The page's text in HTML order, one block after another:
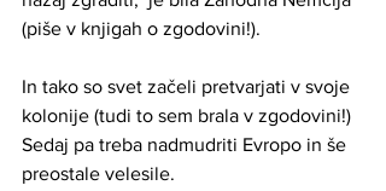
(piše v knjigah o zgodovini!).
In tako so svet začeli pretvarjati v svoje
kolonije (tudi to sem brala v zgodovini!)
Sedaj pa treba nadmudriti Evropo in še
preostale velesile.